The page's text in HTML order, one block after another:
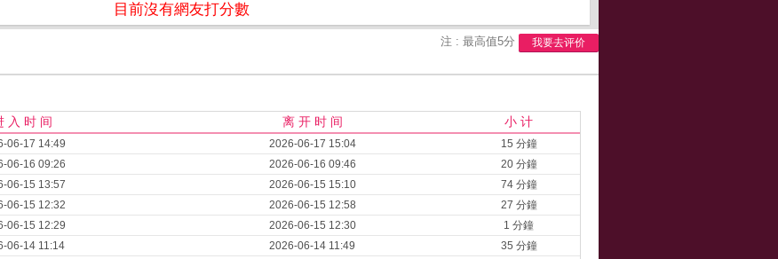
目前沒有網友打分數
注 : 最高值5分 我要去评价
入 时 间 离 开 时 间 小 计
06-17 14:49 2026-06-17 15:04
15 分鐘
06-16 09:26 2026-06-16 09:46
20 分鐘
06-15 13:57 2026-06-15 15:10
74 分鐘
06-15 12:32 2026-06-15 12:58
27 分鐘
06-15 12:29 2026-06-15 12:30
1 分鐘
06-14 11:14 2026-06-14 11:49
35 分鐘